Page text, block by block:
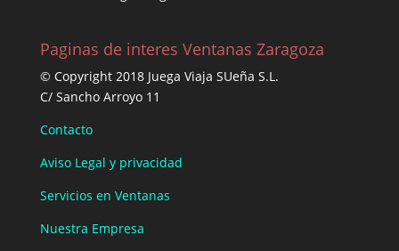
Paginas de interes Ventanas Zaragoza
© Copyright 2018 Juega Viaja SUeña S.L.
C/ Sancho Arroyo 11
Contacto
Aviso Legal y privacidad
Servicios en Ventanas
Nuestra Empresa